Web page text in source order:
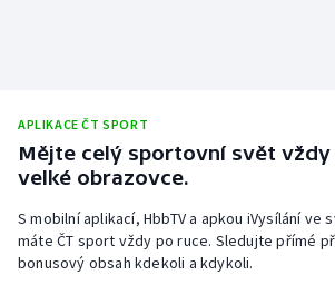
APLIKACE ČT SPORT
Mějte celý sportovní svět vždy
velké obrazovce.
S mobilní aplikací, HbbTV a apkou iVysílání ve
máte ČT sport vždy po ruce. Sledujte přímé
bonusový obsah kdekoli a kdykoli.